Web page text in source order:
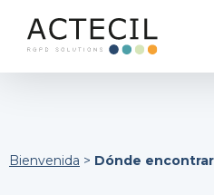
Bienvenida > Dónde